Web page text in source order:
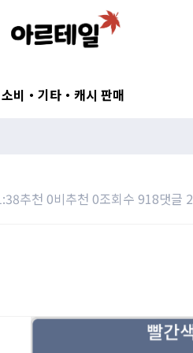
비・기타・캐시 판매
추천 0비추천 0조회수 918댓글 2